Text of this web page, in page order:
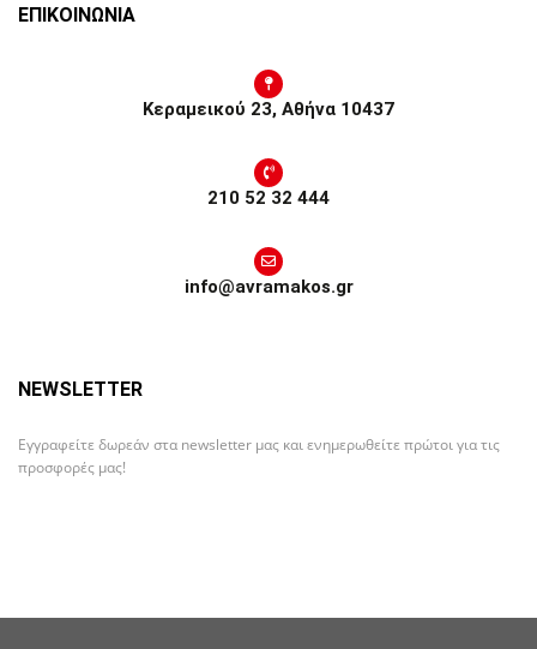
ΕΠΙΚΟΙΝΩΝΙΑ
Κεραμεικού 23, Αθήνα 10437
210 52 32 444
info@avramakos.gr
NEWSLETTER
Εγγραφείτε δωρεάν στα newsletter μας και ενημερωθείτε πρώτοι για τις
προσφορές μας!